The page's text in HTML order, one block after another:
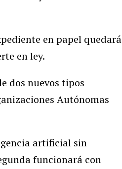
en papel quedará
en ley.
dos nuevos tipos
Autónomas
artificial sin
funcionará con